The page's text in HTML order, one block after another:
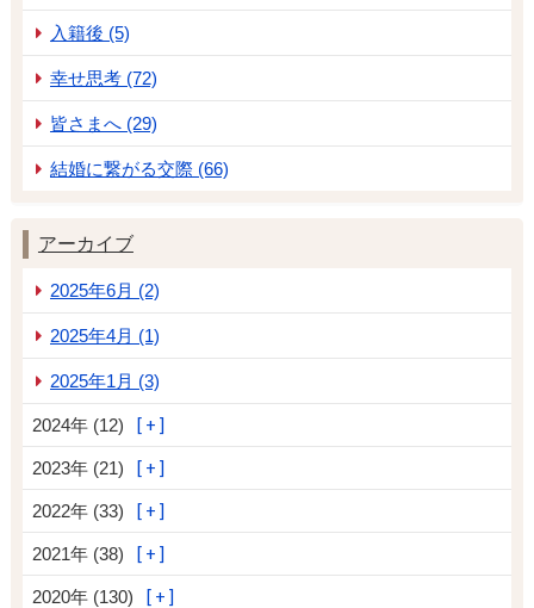
入籍後 (5)
幸せ思考 (72)
皆さまへ (29)
結婚に繋がる交際 (66)
アーカイブ
2025年6月 (2)
2025年4月 (1)
2025年1月 (3)
2024年 (12)
2023年 (21)
2022年 (33)
2021年 (38)
2020年 (130)